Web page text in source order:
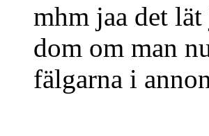
mhm jaa det
dom om man
fälgarna i